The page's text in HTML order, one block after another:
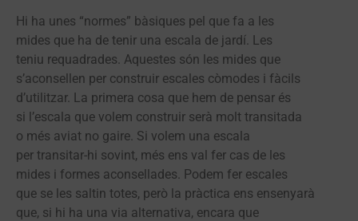
Hi ha unes “normes” bàsiques pel que fa a les
mides que ha de tenir una escala de jardí. Les
teniu requadrades. Aquestes són les mides que
s’aconsellen per construir escales còmodes i fàcils
d’utilitzar. La primera cosa que hem de pensar és
si l’escala que volem construir serà molt transitada
o més aviat no gaire. Si volem una escala
per transitar-hi sovint, més ens val fer cas de les
mides i formes aconsellades. Podem fer escales
que se les saltin totes, però la pràctica ens ensenyarà
que, si hi ha una via alternativa, encara que